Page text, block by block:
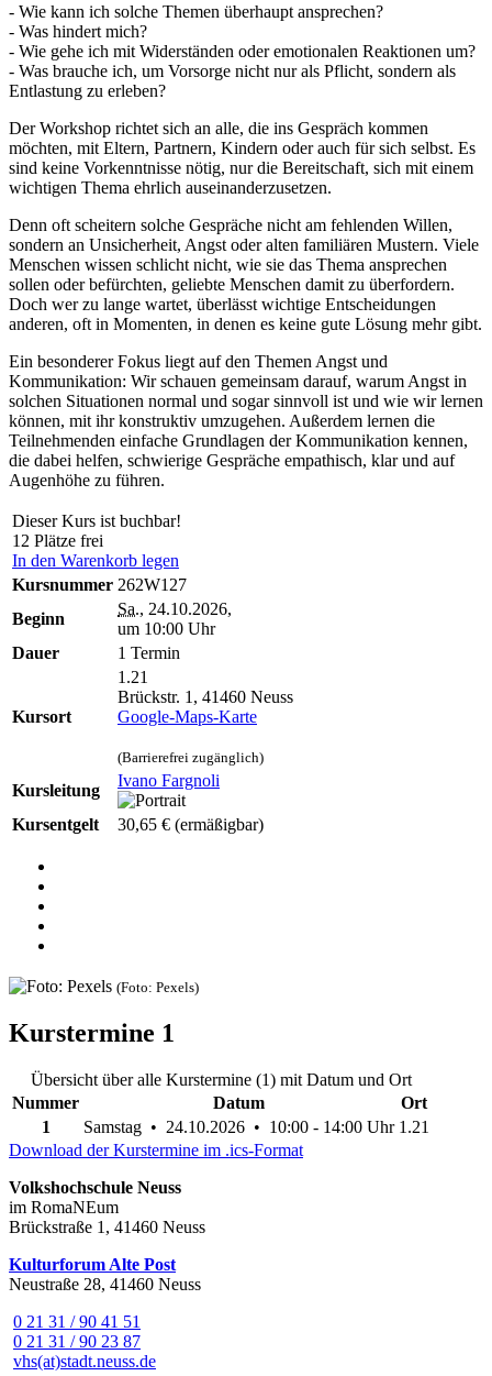
- Wie kann ich solche Themen überhaupt ansprechen?
- Was hindert mich?
- Wie gehe ich mit Widerständen oder emotionalen Reaktionen um?
- Was brauche ich, um Vorsorge nicht nur als Pflicht, sondern als
Entlastung zu erleben?
Der Workshop richtet sich an alle, die ins Gespräch kommen
möchten, mit Eltern, Partnern, Kindern oder auch für sich selbst. Es
sind keine Vorkenntnisse nötig, nur die Bereitschaft, sich mit einem
wichtigen Thema ehrlich auseinanderzusetzen.
Denn oft scheitern solche Gespräche nicht am fehlenden Willen,
sondern an Unsicherheit, Angst oder alten familiären Mustern. Viele
Menschen wissen schlicht nicht, wie sie das Thema ansprechen
sollen oder befürchten, geliebte Menschen damit zu überfordern.
Doch wer zu lange wartet, überlässt wichtige Entscheidungen
anderen, oft in Momenten, in denen es keine gute Lösung mehr gibt.
Ein besonderer Fokus liegt auf den Themen Angst und
Kommunikation: Wir schauen gemeinsam darauf, warum Angst in
solchen Situationen normal und sogar sinnvoll ist und wie wir lernen
können, mit ihr konstruktiv umzugehen. Außerdem lernen die
Teilnehmenden einfache Grundlagen der Kommunikation kennen,
die dabei helfen, schwierige Gespräche empathisch, klar und auf
Augenhöhe zu führen.
Dieser Kurs ist buchbar!
12 Plätze frei
In den Warenkorb legen
Kursnummer 262W127
Beginn
Sa., 24.10.2026,
um 10:00 Uhr
Dauer
1 Termin
Kursort
1.21
Brückstr. 1, 41460 Neuss
Google-Maps-Karte
(Barrierefrei zugänglich)
Kursleitung
Ivano Fargnoli
Kursentgelt 30,65 € (ermäßigbar)
(Foto: Pexels)
Kurstermine 1
Übersicht über alle Kurstermine (1) mit Datum und Ort
Nummer
Datum
Ort
1
Samstag • 24.10.2026 • 10:00 - 14:00 Uhr 1.21
Download der Kurstermine im .ics-Format
Volkshochschule Neuss
im RomaNEum
Brückstraße 1, 41460 Neuss
Kulturforum Alte Post
Neustraße 28, 41460 Neuss
0 21 31 / 90 41 51
0 21 31 / 90 23 87
vhs(at)stadt.neuss.de